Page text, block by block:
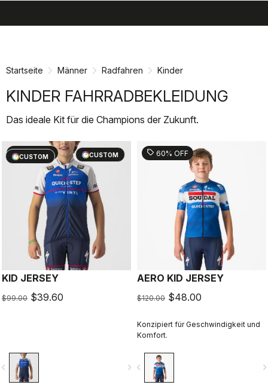
Startseite Männer Radfahren Kinder
KINDER FAHRRADBEKLEIDUNG
Das ideale Kit für die Champions der Zukunft.
CUSTOM
sell60% OFF
CUSTOM
KID JERSEY
$99.00 $39.60
navigate_next
sell 60% OFF
AERO KID JERSEY
$120.00 $48.00
Konzipiert für Geschwindigkeit und
Komfort.
navigate_before